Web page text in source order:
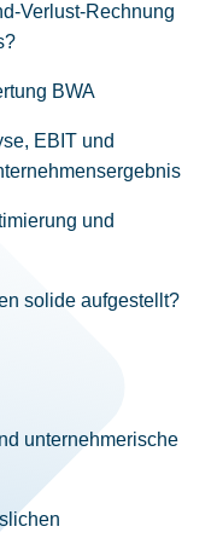
Verlust-Rechnung
BWA
EBIT und
und
solide aufgestellt?
unternehmerische